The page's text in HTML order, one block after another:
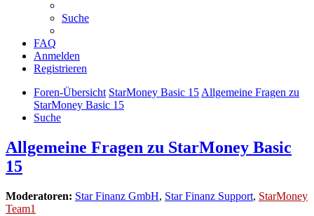
Suche
FAQ
Anmelden
Registrieren
Foren-Übersicht StarMoney Basic 15Allgemeine Fragen zu
StarMoney Basic 15
Suche
Allgemeine Fragen zu StarMoney Basic
15
Moderatoren: Star Finanz GmbH, Star Finanz Support, StarMoney
Team1